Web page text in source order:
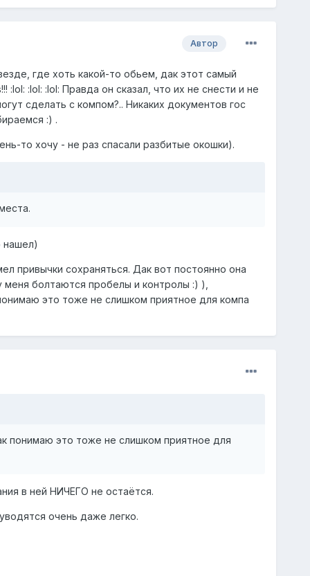
Автор
где хоть какой-то обьем, дак этот самый
:lol: :lol: Правда он сказал, что их не снести и не
сделать с компом?.. Никаких документов гос
:) .
то хочу - не раз спасали разбитые окошки).
нашел)
привычки сохраняться. Дак вот постоянно она
болтаются пробелы и контролы :) ),
это тоже не слишком приятное для компа
понимаю это тоже не слишком приятное для
в ней НИЧЕГО не остаётся.
очень даже легко.